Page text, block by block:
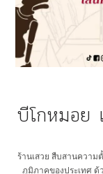
บีโกหมอย
ร้านเสวย สืบสานความ
ภูมิภาคของประเทศ ด้